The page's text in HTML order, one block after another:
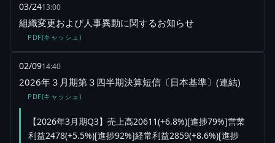
03/2413:00
組織変更および人事異動に関するお知らせ
PDF(キャッシュ)
02/0914:40
2026年３月期第３四半期決算短信〔日本基準〕(連結)
PDF(キャッシュ)
【2026年3月期Q3】売上高20611(+6.8%)[進捗79%]営業
利益2478(+5.5%)[進捗92%]経常利益2859(+8.6%)[進捗